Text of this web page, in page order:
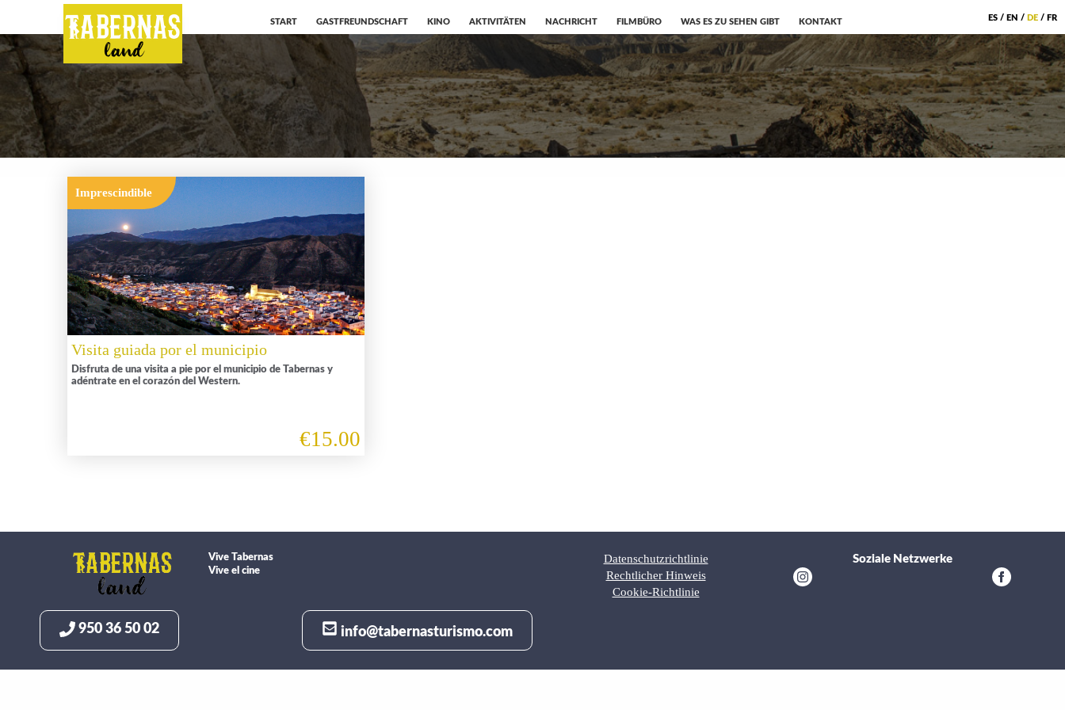
ES / EN / DE / FR
START GASTFREUNDSCHAFT KINO AKTIVITÄTEN NACHRICHT FILMBÜRO WAS ES ZU SEHEN GIBT KONTAKT
Imprescindible
Visita guiada por el municipio
Disfruta de una visita a pie por el municipio de Tabernas y
adéntrate en el corazón del Western.
€15.00
Vive Tabernas
Vive el cine
Datenschutzrichtlinie
Rechtlicher Hinweis
Cookie-Richtlinie
Soziale Netzwerke
950 36 50 02 info@tabernasturismo.com